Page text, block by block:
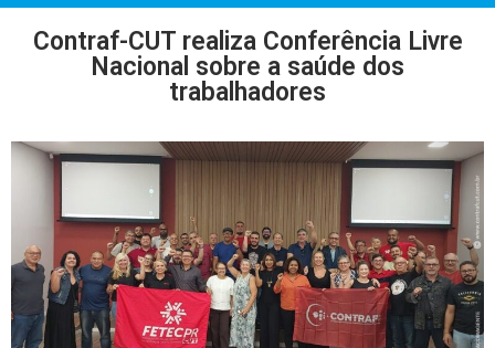
Contraf-CUT realiza Conferência Livre
Nacional sobre a saúde dos
trabalhadores